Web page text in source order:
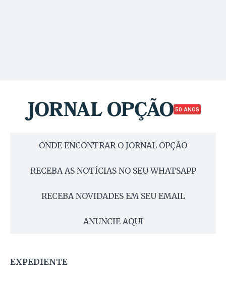
50 ANOS
ONDE ENCONTRAR O JORNAL OPÇÃO
RECEBA AS NOTÍCIAS NO SEU WHATSAPP
RECEBA NOVIDADES EM SEU EMAIL
ANUNCIE AQUI
EXPEDIENTE